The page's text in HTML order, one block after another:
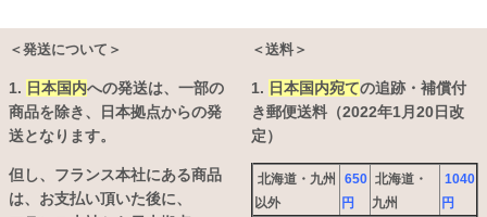
＜発送について＞
1. 日本国内への発送は、 一部の
商品を除き、日本拠点からの発
送となります。
但し、フランス本社にある商品
は、お支払い頂いた後に、
＜送料＞
1. 日本国内宛ての追跡・補償付
き郵便送料（2022年1月20日改
定）
北海道・九州
以外
650
円
北海道・
九州
1040
円